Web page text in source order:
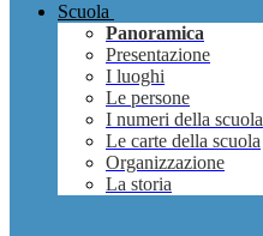
Scuola
Panoramica
Presentazione
I luoghi
Le persone
I numeri della scuola
Le carte della scuola
Organizzazione
La storia